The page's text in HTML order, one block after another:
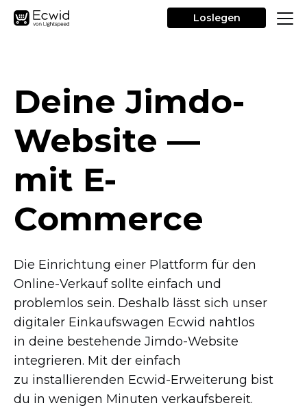
Loslegen
DeineJimdo-
Website —
mit E-
Commerce
Die Einrichtung einer Plattform für den
Online-Verkaufsollte einfach und
problemlos sein. Deshalb lässt sich unser
digitaler Einkaufswagen Ecwid nahtlos
in deine bestehende Jimdo-Website
integrieren. Mit der einfach
zu installierenden Ecwid-Erweiterung bist
du in wenigen Minuten verkaufsbereit.